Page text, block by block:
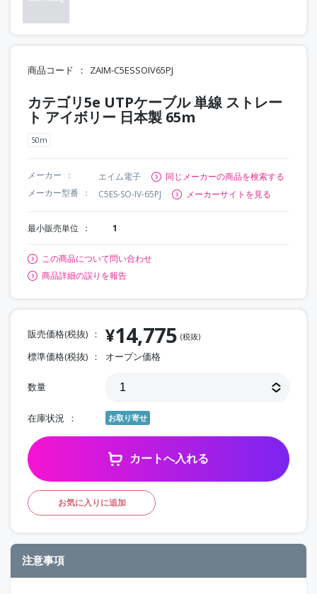
商品コード ZAIM-C5ESSOIV65PJ
カテゴリ5e UTPケーブル 単線 ストレー
ト アイボリー 日本製 65m
50m
メーカー エイム電子
同じメーカーの商品を検索する
メーカー型番
C5ES-SO-IV-65PJ メーカーサイトを見る
最小販売単位 1
この商品について問い合わせ
商品詳細の誤りを報告
販売価格(税抜) ¥14,775 (税抜)
標準価格(税抜) オープン価格
数量
在庫状況 お取り寄せ
カートへ入れる
お気に入りに追加
注意事項